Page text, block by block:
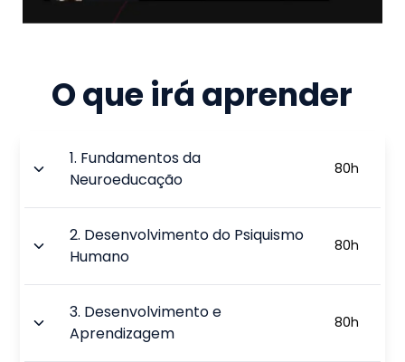
O que irá aprender
1. Fundamentos da
Neuroeducação
80h
2. Desenvolvimento do Psiquismo
Humano
80h
3. Desenvolvimento e
Aprendizagem
80h